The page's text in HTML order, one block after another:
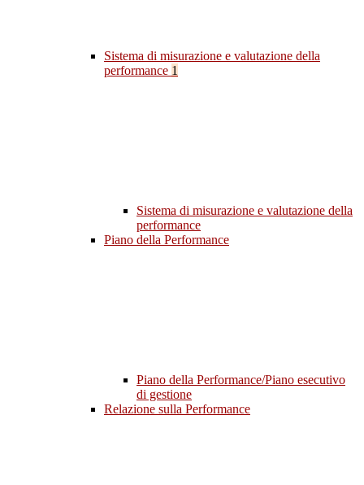
Sistema di misurazione e valutazione della
performance 1
Sistema di misurazione e valutazione della
performance
Piano della Performance
Piano della Performance/Piano esecutivo
di gestione
Relazione sulla Performance